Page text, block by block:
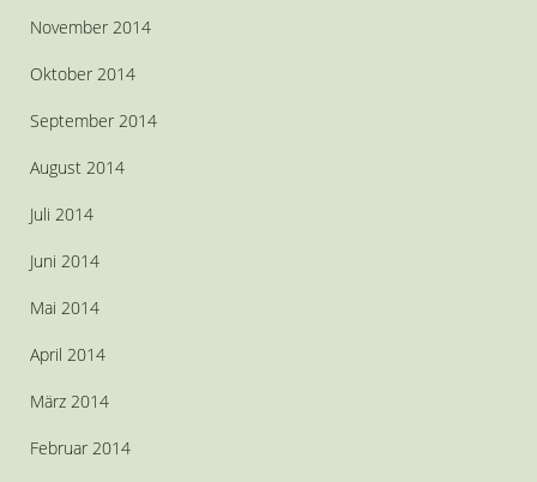
November 2014
Oktober 2014
September 2014
August 2014
Juli 2014
Juni 2014
Mai 2014
April 2014
März 2014
Februar 2014